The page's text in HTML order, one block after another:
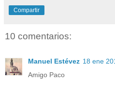
Compartir
10 comentarios:
Manuel Estévez 18 ene
Amigo Paco